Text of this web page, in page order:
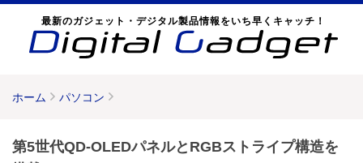
最新のガジェット・デジタル製品情報をいち早くキャッチ！
ホーム パソコン
第5世代QD-OLEDパネルとRGBストライプ構造を